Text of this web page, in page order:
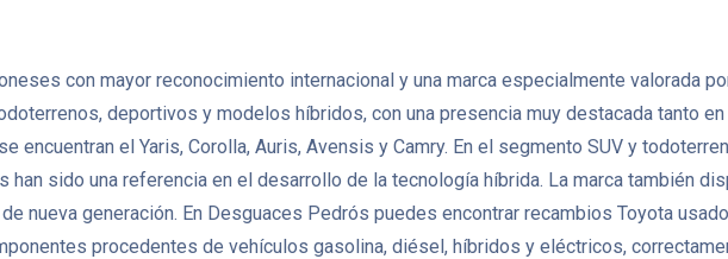
con mayor reconocimiento internacional y una marca especialmente valorada
deportivos y modelos híbridos, con una presencia muy destacada tanto
encuentran el Yaris, Corolla, Auris, Avensis y Camry. En el segmento SUV y
han sido una referencia en el desarrollo de la tecnología híbrida. La marca también
nueva generación. En Desguaces Pedrós puedes encontrar recambios Toyota
procedentes de vehículos gasolina, diésel, híbridos y eléctricos,